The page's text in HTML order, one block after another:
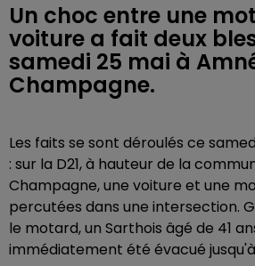
Un choc entre une
voiture a fait deux
samedi 25 mai à
Champagne.
Les faits se sont déroulés ce
: sur la D21, à hauteur de la
Champagne, une voiture et une
percutées dans une intersection.
le motard, un Sarthois âgé de 41
immédiatement été évacué